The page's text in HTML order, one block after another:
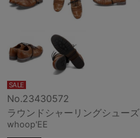
SALE
No.23430572
ラウンドシャーリングシューズ
whoop'EE